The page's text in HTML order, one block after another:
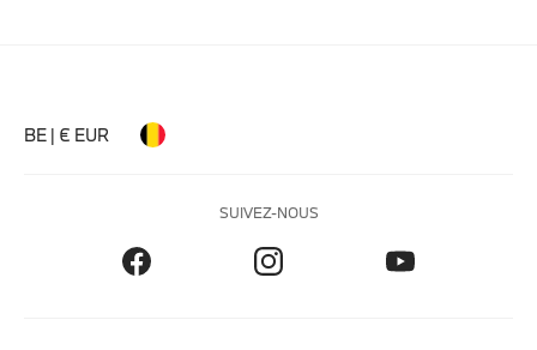
BE | € EUR
SUIVEZ-NOUS